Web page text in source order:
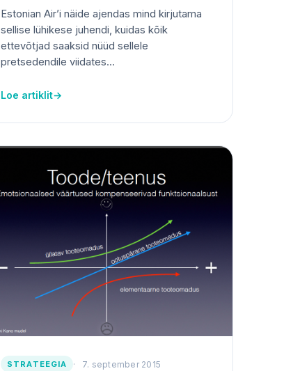
Estonian Air’i näide ajendas mind kirjutama
sellise lühikese juhendi, kuidas kõik
ettevõtjad saaksid nüüd sellele
pretsedendile viidates...
Loe artiklit→
STRATEEGIA 7. september 2015